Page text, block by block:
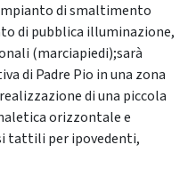
di smaltimento
di pubblica illuminazione,
(marciapiedi);sarà
di Padre Pio in una zona
di una piccola
orizzontale e
tattili per ipovedenti,